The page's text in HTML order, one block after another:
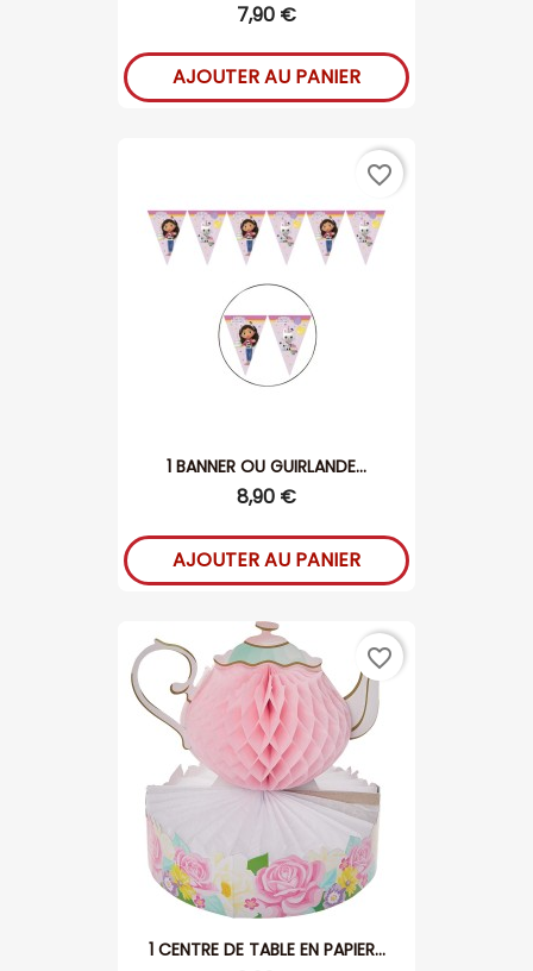
7,90 €
AJOUTER AU PANIER
1 BANNER OU GUIRLANDE...
8,90 €
AJOUTER AU PANIER
favorite_border
1 CENTRE DE TABLE EN PAPIER...
favorite_border